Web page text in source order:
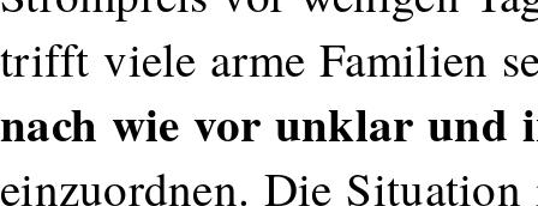
trifft viele arme Familien
nach wie vor unklar und
einzuordnen. Die